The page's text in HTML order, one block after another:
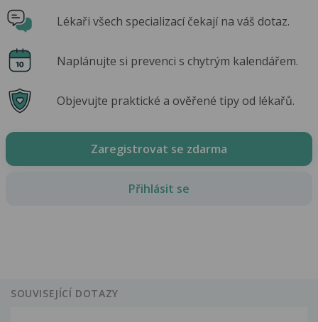
Lékaři všech specializací čekají na váš dotaz.
Naplánujte si prevenci s chytrým kalendářem.
Objevujte praktické a ověřené tipy od lékařů.
Zaregistrovat se zdarma
Přihlásit se
SOUVISEJÍCÍ DOTAZY